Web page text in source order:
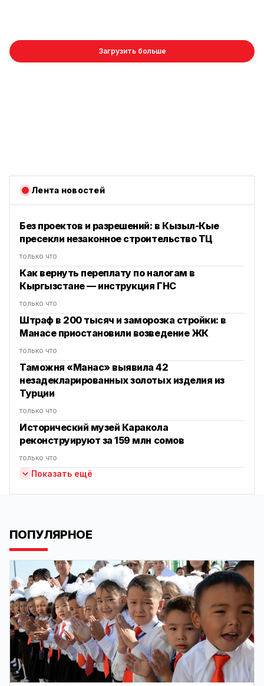
Загрузить больше
Лента новостей
Без проектов и разрешений: в Кызыл-Кые
пресекли незаконное строительство ТЦ
только что
Как вернуть переплату по налогам в
Кыргызстане — инструкция ГНС
только что
Штраф в 200 тысяч и заморозка стройки: в
Манасе приостановили возведение ЖК
только что
Таможня «Манас» выявила 42
незадекларированных золотых изделия из
Турции
только что
Исторический музей Каракола
реконструируют за 159 млн сомов
только что
Показать ещё
ПОПУЛЯРНОЕ